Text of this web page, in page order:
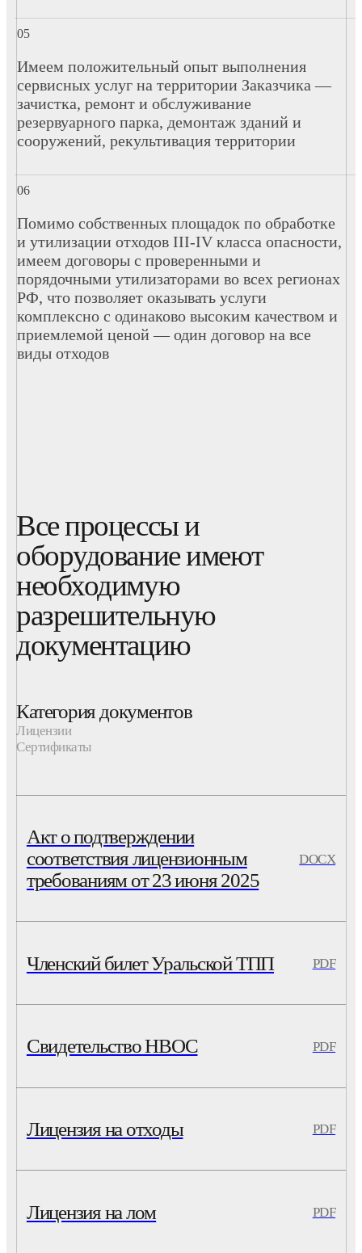
Имеем положительный опыт выполнения
сервисных услуг на территории Заказчика —
зачистка, ремонт и обслуживание
резервуарного парка, демонтаж зданий и
сооружений, рекультивация территории
Помимо собственных площадок по обработке
и утилизации отходов III-IV класса опасности,
имеем договоры с проверенными и
порядочными утилизаторами во всех регионах
РФ, что позволяет оказывать услуги
комплексно с одинаково высоким качеством и
приемлемой ценой — один договор на все
виды отходов
Все процессы и
оборудование имеют
необходимую
разрешительную
документацию
Категория документов
Лицензии
Сертификаты
Акт о подтверждении
соответствия лицензионным
требованиям от 23 июня 2025
DOCX
Членский билет Уральской ТПП PDF
Свидетельство НВОС PDF
Лицензия на отходы PDF
Лицензия на лом PDF